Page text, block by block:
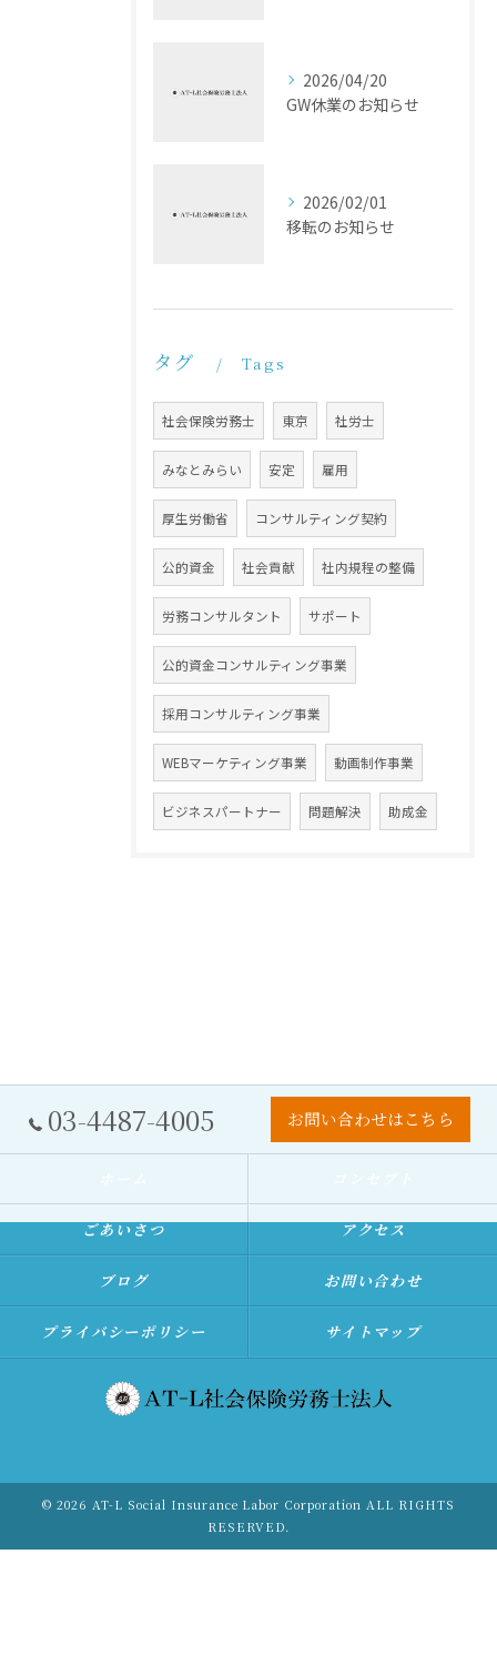
2026/04/20
GW休業のお知らせ
2026/02/01
移転のお知らせ
タグ Tags
社会保険労務士 東京 社労士
みなとみらい 安定 雇用
厚生労働省 コンサルティング契約
公的資金 社会貢献 社内規程の整備
労務コンサルタント サポート
公的資金コンサルティング事業
採用コンサルティング事業
WEBマーケティング事業 動画制作事業
ビジネスパートナー 問題解決 助成金
03-4487-4005 お問い合わせはこちら
ごあいさつ アクセス
ブログ お問い合わせ
プライバシーポリシー サイトマップ
© 2026 AT-L Social Insurance Labor Corporation ALL RIGHTS
RESERVED.